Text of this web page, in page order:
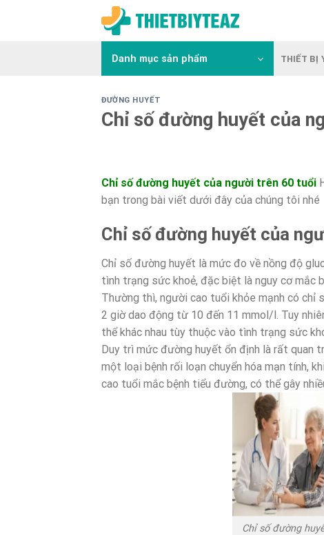
Danh mục sản phẩm THIẾT BỊ
ĐƯỜNG HUYẾT
Chỉ số đường huyết của
Chỉ số đường huyết của người trên 60 tuổi
bạn trong bài viết dưới đây của chúng tôi nhé
Chỉ số đường huyết của
Chỉ số đường huyết là mức đo về nồng độ
tình trạng sức khoẻ, đặc biệt là nguy cơ mắc
Thường thì, người cao tuổi khỏe mạnh có
2 giờ dao động từ 10 đến 11 mmol/l. Tuy
thể khác nhau tùy thuộc vào tình trạng sức
Duy trì mức đường huyết ổn định là rất quan
một loại bệnh rối loạn chuyển hóa mạn tính,
cao tuổi mắc bệnh tiểu đường, có thể gây
Chỉ số đường